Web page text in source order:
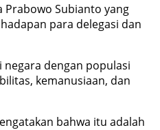
Prabowo Subianto yang
para delegasi dan
dengan populasi
kemanusiaan, dan
bahwa itu adalah